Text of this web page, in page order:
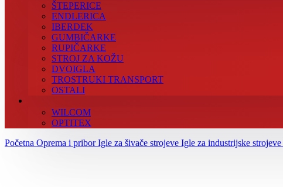
ŠTEPERICE
ENDLERICA
IBERDEK
GUMBIČARKE
RUPIČARKE
STROJ ZA KOŽU
DVOIGLA
TROSTRUKI TRANSPORT
OSTALI
WILCOM
OPTITEX
Početna Oprema i priborIgle za šivače strojeve Igle za industrijske strojeve